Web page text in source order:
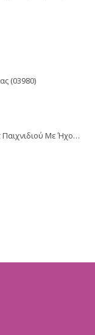
(03980)
F.P.Little People-Εργοτάξιο Σετ Παιχνιδιού Με Ήχους (HCJ64)